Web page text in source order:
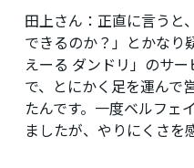
田上さん ：正直に言うと
できるのか？」とかなり
えーる ダンドリ」のサ
で、とにかく足を運んで
たんです。一度ベルフェ
ましたが、やりにくさを